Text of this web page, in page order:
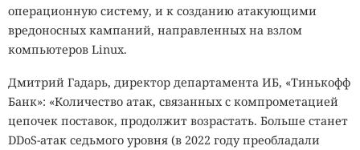
операционную систему, и к созданию атакующими
вредоносных кампаний, направленных на взлом
компьютеров Linux.
Дмитрий Гадарь, директор департамента ИБ, «Тинькофф
Банк»: «Количество атак, связанных с компрометацией
цепочек поставок, продолжит возрастать. Больше станет
DDoS-атак седьмого уровня (в 2022 году преобладали